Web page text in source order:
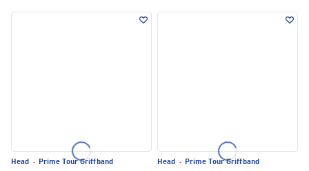
Head · Prime Tour Griffband Head · Prime Tour Griffband